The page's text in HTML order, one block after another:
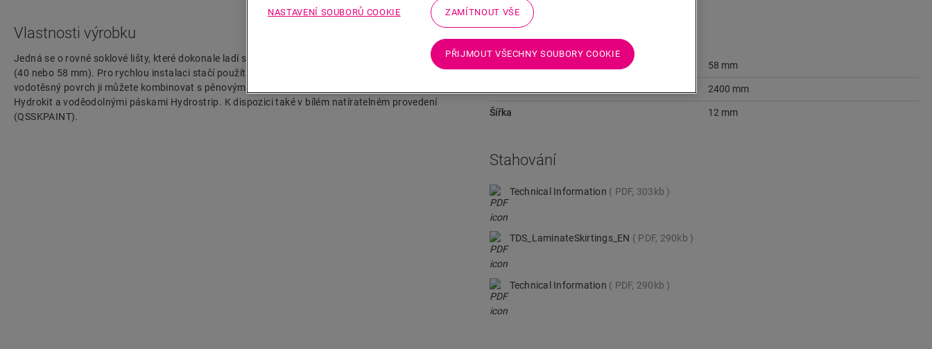
Vlastnosti výrobku
Jedná se o rovné soklové lišty, které dokonale ladí s barvou podlahy. Můžete nastavit výšku
(40 nebo 58 mm). Pro rychlou instalaci stačí použít naše lepidlo One4All Bond nebo spony. Pro
vodotěsný povrch ji můžete kombinovat s pěnovými páskami Foamstrip, hydrosadami
Hydrokit a voděodolnými páskami Hydrostrip. K dispozici také v bílém natíratelném provedení
(QSSKPAINT).
Rozměry
58 mm
2400 mm
Šířka 12 mm
Stahování
Technical Information PDF, 303kb
TDS_LaminateSkirtings_EN PDF, 290kb
Technical Information PDF, 290kb
NASTAVENÍ SOUBORŮ COOKIE ZAMÍTNOUT VŠE
PŘIJMOUT VŠECHNY SOUBORY COOKIE